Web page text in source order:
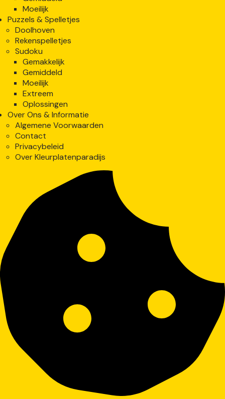
Moeilijk
Puzzels & Spelletjes
Doolhoven
Rekenspelletjes
Sudoku
Gemakkelijk
Gemiddeld
Moeilijk
Extreem
Oplossingen
Over Ons & Informatie
Algemene Voorwaarden
Contact
Privacybeleid
Over Kleurplatenparadijs